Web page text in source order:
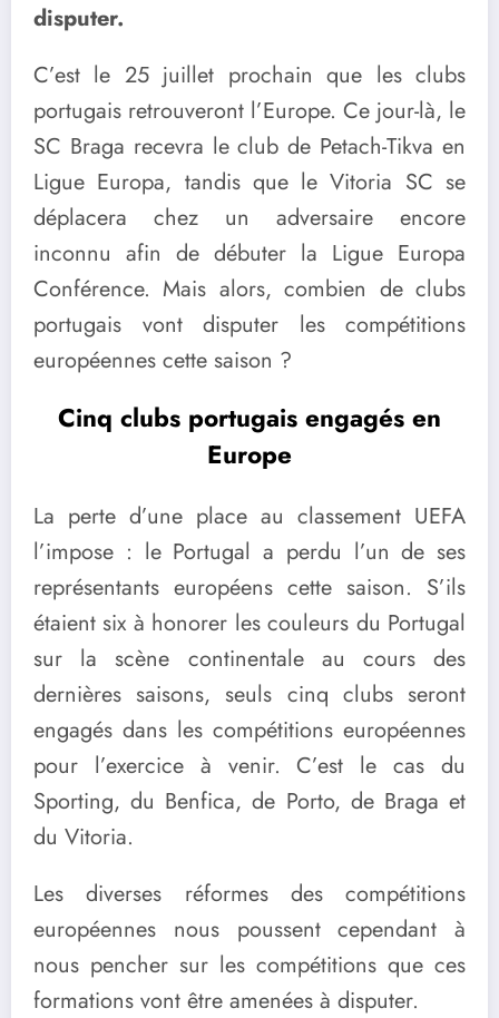
disputer.
C’est le 25 juillet prochain que les clubs
portugais retrouveront l’Europe. Ce jour-là, le
SC Braga recevra le club de Petach-Tikva en
Ligue Europa, tandis que le Vitoria SC se
déplacera chez un adversaire encore
inconnu afin de débuter la Ligue Europa
Conférence. Mais alors, combien de clubs
portugais vont disputer les compétitions
européennes cette saison ?
Cinq clubs portugais engagés en
Europe
La perte d’une place au classement UEFA
l’impose : le Portugal a perdu l’un de ses
représentants européens cette saison. S’ils
étaient six à honorer les couleurs du Portugal
sur la scène continentale au cours des
dernières saisons, seuls cinq clubs seront
engagés dans les compétitions européennes
pour l’exercice à venir. C’est le cas du
Sporting, du Benfica, de Porto, de Braga et
du Vitoria.
Les diverses réformes des compétitions
européennes nous poussent cependant à
nous pencher sur les compétitions que ces
formations vont être amenées à disputer.